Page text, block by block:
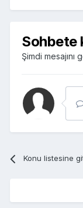
Sohbete
Şimdi
Konu listesine